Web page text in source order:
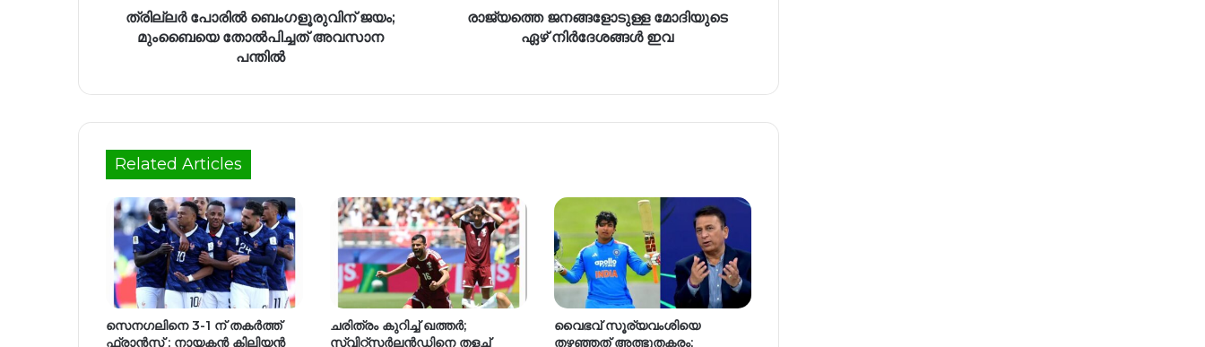
ത്രില്ലർ പോരിൽ ബെംഗളൂരുവിന് ജയം;
മുംബൈയെ തോൽപിച്ചത് അവസാന
പന്തിൽ
രാജ്യത്തെ ജനങ്ങളോടുള്ള മോദിയുടെ
ഏഴ് നിര്‍ദേശങ്ങള്‍ ഇവ
Related Articles
സെനഗലിനെ 3-1 ന് തകർത്ത്
ഫ്രാൻസ് ; നായകൻ കിലിയൻ
ചരിത്രം കുറിച്ച് ഖത്തർ;
സ്വിറ്റ്സർലൻഡിനെ തളച്ച്
വൈഭവ് സൂര്യവംശിയെ
തഴഞ്ഞത് അത്ഭുതകരം;